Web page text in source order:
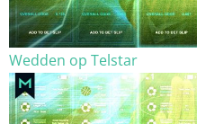
Wedden op Telstar